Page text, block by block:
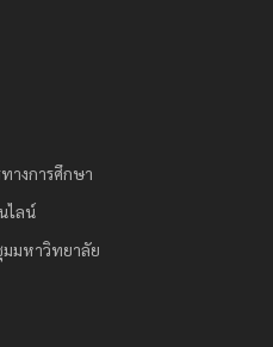
างการศึกษา
ไลน์
มหาวิทยาลัย